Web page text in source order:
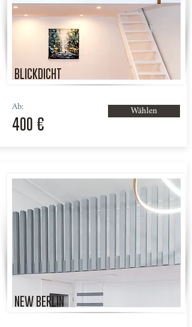
BLICKDICHT
Ab:
400 €
Wählen
NEW BERLIN